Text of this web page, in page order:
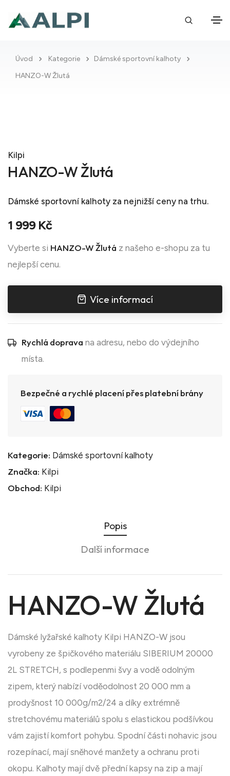
Úvod Kategorie
Dámské sportovní kalhoty
HANZO-W Žlutá
Kilpi
HANZO-W Žlutá
Dámské sportovní kalhoty za nejnižší ceny na trhu.
1 999 Kč
Vyberte si HANZO-W Žlutá z našeho e-shopu za tu
nejlepší cenu.
Více informací
Rychlá doprava na adresu, nebo do výdejního
místa.
Bezpečné a rychlé placení přes platební brány
Kategorie: Dámské sportovní kalhoty
Značka: Kilpi
Obchod: Kilpi
Popis
Další informace
HANZO-W Žlutá
Dámské lyžařské kalhoty Kilpi HANZO-W jsou
vyrobeny ze špičkového materiálu SIBERIUM 20000
2L STRETCH, s podlepenmi švy a vodě odolným
zipem, který nabízí voděodolnost 20 000 mm a
prodyšnost 10 000g/m2/24 a díky extrémně
stretchovému materiálů spolu s elastickou podšívkou
vám zajistí komfort pohybu. Spodní části nohavic jsou
rozepínací, mají sněhové manžety a ochranu proti
okopu. Kalhoty mají dvě přední kapsy na zip a mají